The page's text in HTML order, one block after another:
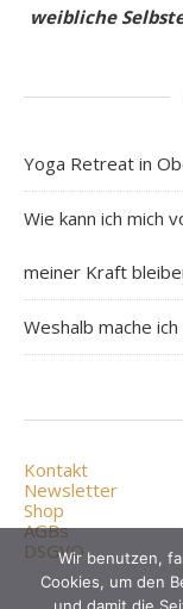
weibliche
Yoga Retreat in
Wie kann ich mich
meiner Kraft
Weshalb mache
Kontakt
Newsletter
Shop
AGBs
DSGVOWir benutzen,
Cookies, um den